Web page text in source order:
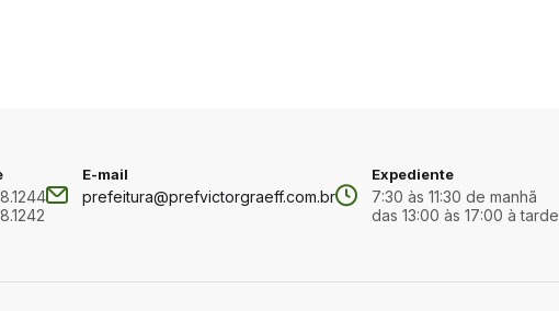
E-mail
prefeitura@prefvictorgraeff.com.br
Expediente
7:30 às 11:30 de manhã
das 13:00 às 17:00 à tarde